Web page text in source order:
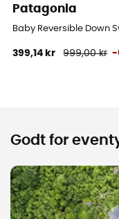
Patagonia
Baby Reversible Down
399,14 kr 999,00 kr -
Godt for